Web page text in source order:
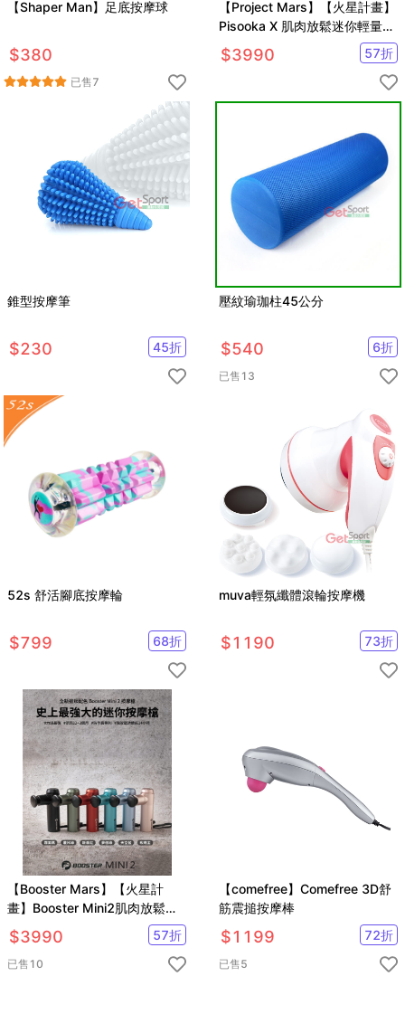
【Shaper Man】足底按摩球
$380
已售7
【Project Mars】【火星計畫】
Pisooka X 肌肉放鬆迷你輕量筋
膜槍(市場最輕/保固最好)
$3990 57折
錐型按摩筆
$230 45折
壓紋瑜珈柱45公分
$540 6折
已售 13
52s 舒活腳底按摩輪
$799 68折
muva輕氛纖體滾輪按摩機
$1190 73折
【Booster Mars】【火星計
畫】Booster Mini2肌肉放鬆迷
你強力筋膜槍 按摩槍(力道最
強、保固最好)
$3990 57折
已售 10
【comefree】Comefree 3D舒
筋震搥按摩棒
$1199 72折
已售5